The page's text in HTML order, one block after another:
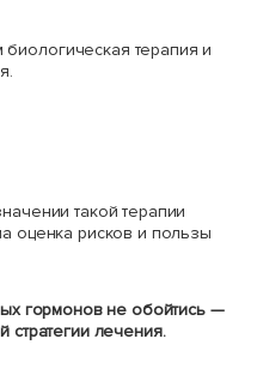
биологическая терапия и
такой терапии
оценка рисков и пользы
гормонов не обойтись —
лечения.